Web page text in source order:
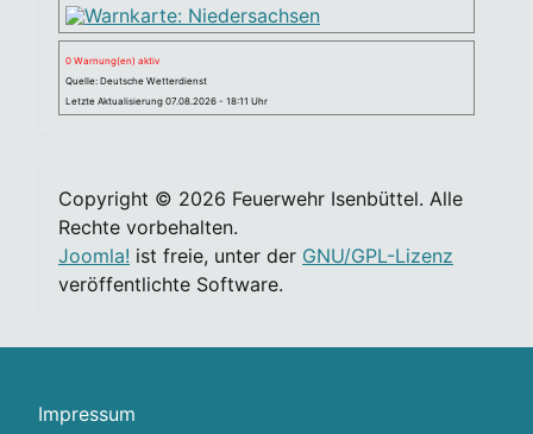
0 Warnung(en) aktiv
Quelle: Deutsche Wetterdienst
Letzte Aktualisierung 07.08.2026 - 18:11 Uhr
Copyright © 2026 Feuerwehr Isenbüttel. Alle
Rechte vorbehalten.
Joomla! ist freie, unter der GNU/GPL-Lizenz
veröffentlichte Software.
Impressum